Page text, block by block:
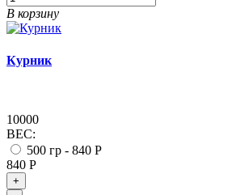
В корзину
Курник
10000
ВЕС:
500 гр - 840 Р
840 Р
+